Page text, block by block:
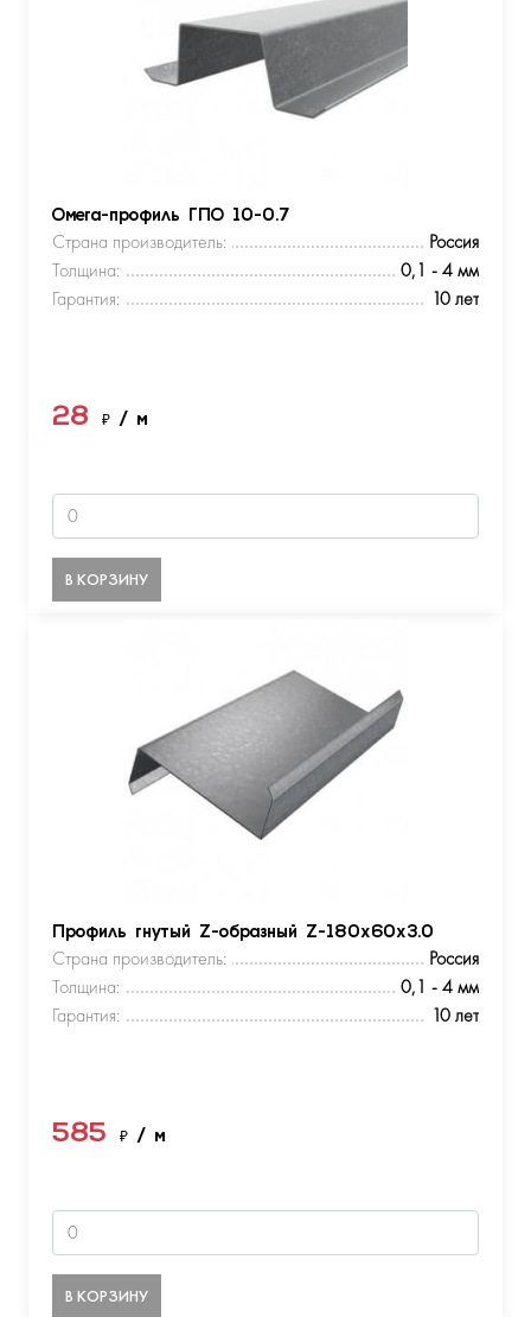
Омега-профиль ГПО 10-0.7
Страна производитель:
Россия
Толщина:
0,1 - 4 мм
Гарантия:
10 лет
28 ₽ / м
В КОРЗИНУ
Профиль гнутый Z-образный Z-180х60х3.0
Страна производитель:
Россия
Толщина:
0,1 - 4 мм
Гарантия:
10 лет
585 ₽ / м
В КОРЗИНУ